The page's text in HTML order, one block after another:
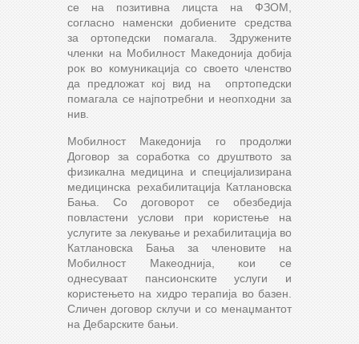
се на позитивна лицста на ФЗОМ,
согласно наменски добиените средства
за ортопедски помагала. Здружените
членки на Мобилност Македонија добија
рок во комуникација со своето членство
да предложат кој вид на опртопедски
помагала се најпотребни и неопходни за
нив.
Мобилност Македонија го продолжи
Договор за соработка со друштвото за
физикална медицина и специјализирана
медицинска рехабилитација Катлановска
Бања. Со договорот се обезбедија
повластени услови при користење на
услугите за лекување и рехабилитација во
Катлановска Бања за членовите на
Мобилност Макеоднија, кои се
однесуваат пансионските услуги и
користењето на хидро терапија во базен.
Сличен договор склучи и со менаџмантот
на Дебарските бањи.